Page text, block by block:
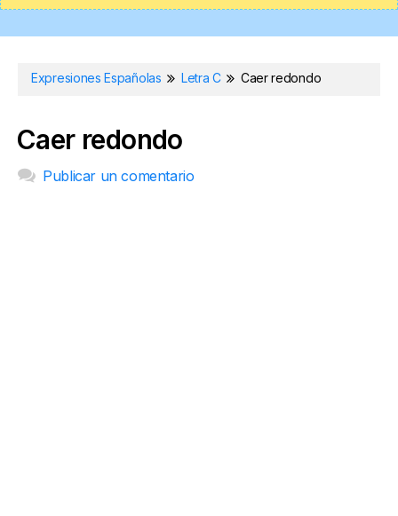
Expresiones Españolas Letra C Caer redondo
Caer redondo
Publicar un comentario